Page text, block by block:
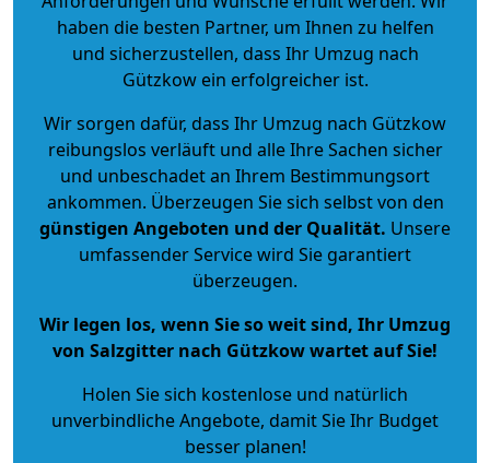
haben die besten Partner, um Ihnen zu helfen
und sicherzustellen, dass Ihr Umzug nach
Gützkow ein erfolgreicher ist.
Wir sorgen dafür, dass Ihr Umzug nach Gützkow
reibungslos verläuft und alle Ihre Sachen sicher
und unbeschadet an Ihrem Bestimmungsort
ankommen. Überzeugen Sie sich selbst von den
günstigen Angeboten und der Qualität. Unsere
umfassender Service wird Sie garantiert
überzeugen.
Wir legen los, wenn Sie so weit sind, Ihr Umzug
von Salzgitter nach Gützkow wartet auf Sie!
Holen Sie sich kostenlose und natürlich
unverbindliche Angebote, damit Sie Ihr Budget
besser planen!